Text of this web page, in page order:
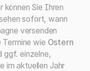
können Sie Ihren
sofort, wann
versenden
Termine wie Ostern
ggf. einzelne,
im aktuellen Jahr